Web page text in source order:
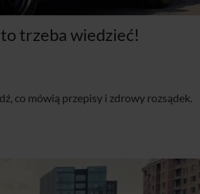
trzeba wiedzieć!
co mówią przepisy i zdrowy rozsądek.